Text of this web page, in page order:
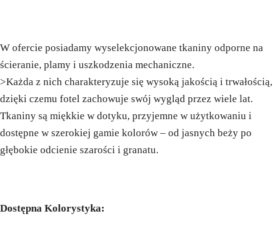
W ofercie posiadamy wyselekcjonowane tkaniny odporne na
ścieranie, plamy i uszkodzenia mechaniczne.
>Każda z nich charakteryzuje się wysoką jakością i trwałością,
dzięki czemu fotel zachowuje swój wygląd przez wiele lat.
Tkaniny są miękkie w dotyku, przyjemne w użytkowaniu i
dostępne w szerokiej gamie kolorów – od jasnych beży po
głębokie odcienie szarości i granatu.
Dostępna Kolorystyka: